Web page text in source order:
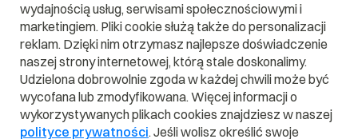
Run
24900
wydajnością usług, serwisami społecznościowymi i
marketingiem. Pliki cookie służą także do personalizacji
reklam. Dzięki nim otrzymasz najlepsze doświadczenie
naszej strony internetowej, którą stale doskonalimy.
Udzielona dobrowolnie zgoda w każdej chwili może być
wycofana lub zmodyfikowana. Więcej informacji o
wykorzystywanych plikach cookies znajdziesz w naszej
polityce prywatności. Jeśli wolisz określić swoje